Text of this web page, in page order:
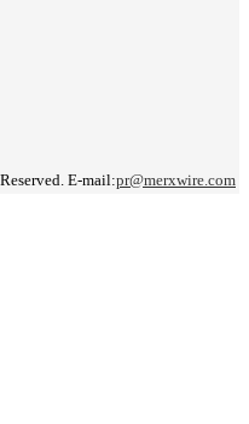
E-mail:pr@merxwire.com